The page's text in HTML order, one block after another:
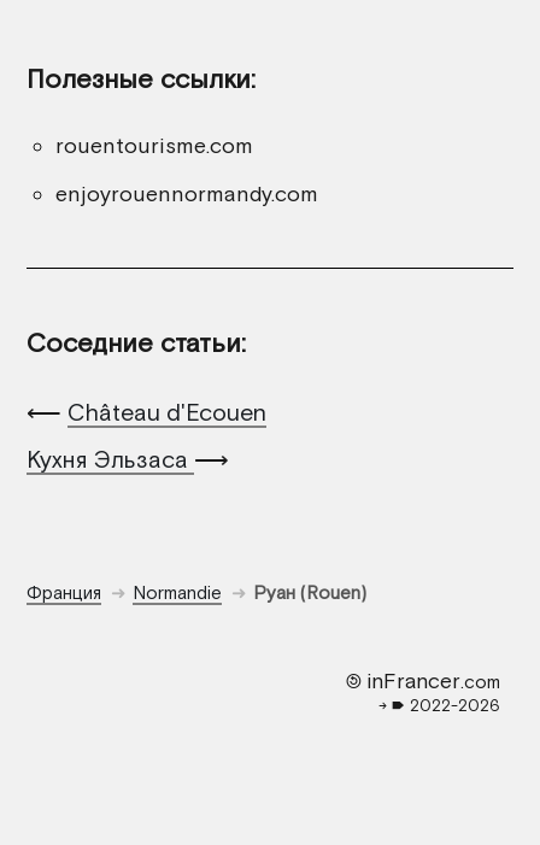
Полезные ссылки:
rouentourisme.com
enjoyrouennormandy.com
Соседние статьи:
⟵ Château d'Ecouen
Кухня Эльзаса ⟶
Франция Normandie Руан (Rouen)
🄎 inFrancer.com